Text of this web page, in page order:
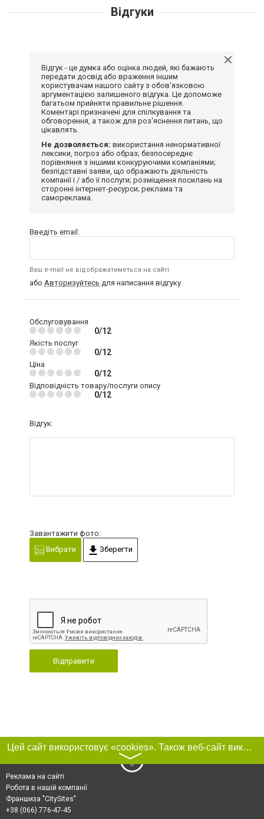
Відгуки
Відгук - це думка або оцінка людей, які бажають
передати досвід або враження іншим
користувачам нашого сайту з обов'язковою
аргументацією залишеного відгука. Це допоможе
багатьом прийняти правильне рішення.
Коментарі призначені для спілкування та
обговорення, а також для роз'яснення питань, що
цікавлять.
Не дозволяється: використання ненормативної
лексики, погроз або образ; безпосереднє
порівняння з іншими конкуруючими компаніями;
безпідставні заяви, що ображають діяльність
компанії і / або її послуги; розміщення посилань на
сторонні інтернет-ресурси; реклама та
самореклама.
Введіть email:
Ваш e-mail не відображатиметься на сайті
або Авторизуйтесь для написання відгуку
Обслуговування
0/12
Якість послуг
0/12
Ціна
0/12
Відповідність товару/послуги опису
0/12
Відгук:
Завантажити фото:
Вибрати
Зберегти
Відправити
Цей сайт використовує «cookies». Також веб-сайт використовує інтернет-сервіс для збору технічних даних стосовно відвідувачів з метою отримання маркетингової та статистичної інформації. Умови обробки даних відвідувачів сайту див.
〉
Реклама на сайті
Робота в нашій компанії
Франшиза "CitySites"
+38 (066) 776-47-45